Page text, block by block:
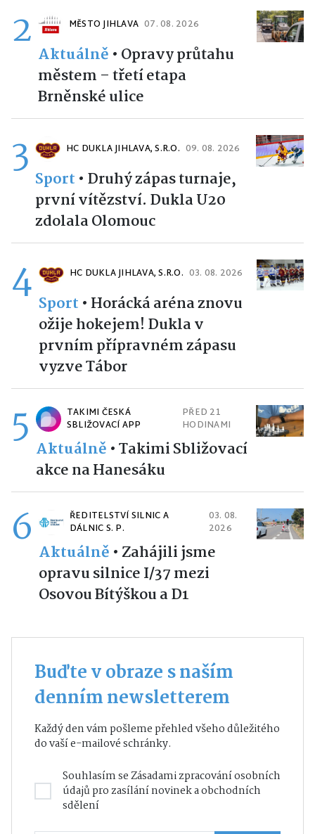
2 MĚSTO JIHLAVA 07. 08. 2026
Aktuálně • Opravy průtahu
městem – třetí etapa
Brněnské ulice
3 HC DUKLA JIHLAVA, S.R.O. 09. 08. 2026
Sport • Druhý zápas turnaje,
první vítězství. Dukla U20
zdolala Olomouc
4 HC DUKLA JIHLAVA, S.R.O. 03. 08. 2026
Sport • Horácká aréna znovu
ožije hokejem! Dukla v
prvním přípravném zápasu
vyzve Tábor
5
TAKIMI ČESKÁ
SBLIŽOVACÍ APP
PŘED 21
HODINAMI
Aktuálně •Takimi Sbližovací
akce na Hanesáku
6
ŘEDITELSTVÍ SILNIC A
DÁLNIC S. P.
03. 08.
2026
Aktuálně • Zahájili jsme
opravu silnice I/37 mezi
Osovou Bítýškou a D1
Buďte v obraze s naším
denním newsletterem
Každý den vám pošleme přehled všeho důležitého
do vaší e-mailové schránky.
Souhlasím seZásadami zpracování osobních
údajůpro zasílání novinek a obchodních
sdělení